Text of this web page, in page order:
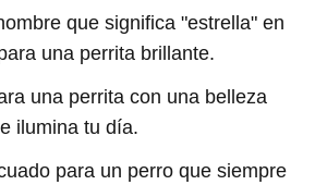
que significa "estrella" en
una perrita brillante.
una perrita con una belleza
ilumina tu día.
para un perro que siempre